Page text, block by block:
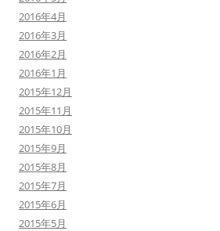
2016年4月
2016年3月
2016年2月
2016年1月
2015年12月
2015年11月
2015年10月
2015年9月
2015年8月
2015年7月
2015年6月
2015年5月